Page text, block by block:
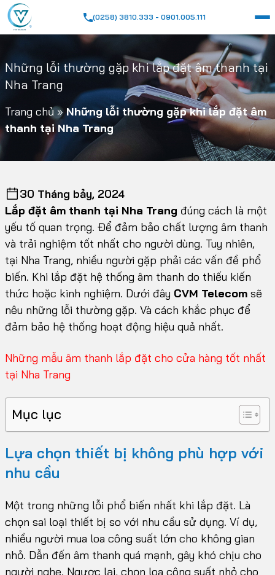
(0258) 3810.333 - 0901.005.111
Những lỗi thường gặp khi lắp đặt âm thanh tại
Nha Trang
Trang chủ»Những lỗi thường gặp khi lắp đặt âm
thanh tại Nha Trang
30 Tháng bảy, 2024
Lắp đặt âm thanh tại Nha Trang đúng cách là một
yếu tố quan trọng. Để đảm bảo chất lượng âm thanh
và trải nghiệm tốt nhất cho người dùng. Tuy nhiên,
tại Nha Trang, nhiều người gặp phải các vấn đề phổ
biến. Khi lắp đặt hệ thống âm thanh do thiếu kiến
thức hoặc kinh nghiệm. Dưới đây CVM Telecom sẽ
nêu những lỗi thường gặp. Và cách khắc phục để
đảm bảo hệ thống hoạt động hiệu quả nhất.
Những mẫu âm thanh lắp đặt cho cửa hàng tốt nhất
tại Nha Trang
Mục lục
Lựa chọn thiết bị không phù hợp với
nhu cầu
Một trong những lỗi phổ biến nhất khi lắp đặt. Là
chọn sai loại thiết bị so với nhu cầu sử dụng. Ví dụ,
nhiều người mua loa công suất lớn cho không gian
nhỏ. Dẫn đến âm thanh quá mạnh, gây khó chịu cho
người nghe. Ngược lại, chọn loa công suất nhỏ cho